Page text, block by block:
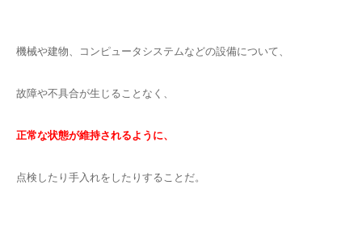
機械や建物、コンピュータシステムなどの設備について、
故障や不具合が生じることなく、
正常な状態が維持されるように、
点検したり手入れをしたりすることだ。